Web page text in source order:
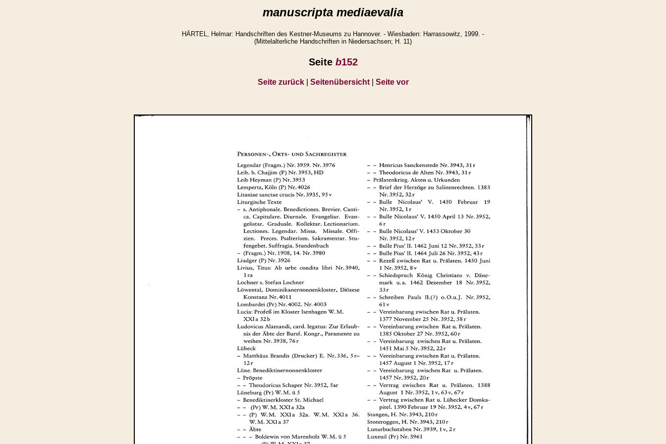
manuscripta mediaevalia
HÄRTEL, Helmar: Handschriften des Kestner-Museums zu Hannover. - Wiesbaden: Harrassowitz, 1999. -
(Mittelalterliche Handschriften in Niedersachsen; H. 11)
Seite b152
Seite zurück| Seitenübersicht| Seite vor